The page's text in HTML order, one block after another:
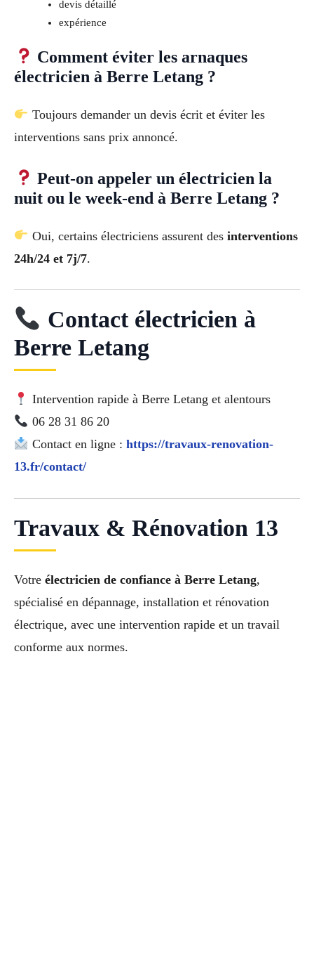
devis détaillé
expérience
Comment éviter les arnaques
électricien à Berre Letang ?
Toujours demander un devis écrit et éviter les
interventions sans prix annoncé.
Peut-on appeler un électricien la
nuit ou le week-end à Berre Letang ?
Oui, certains électriciens assurent des interventions
24h/24 et 7j/7.
Contact électricien à
Berre Letang
Intervention rapide à Berre Letang et alentours
06 28 31 86 20
Contact en ligne : https://travaux-renovation-
13.fr/contact/
Travaux & Rénovation 13
Votre électricien de confiance à Berre Letang,
spécialisé en dépannage, installation et rénovation
électrique, avec une intervention rapide et un travail
conforme aux normes.